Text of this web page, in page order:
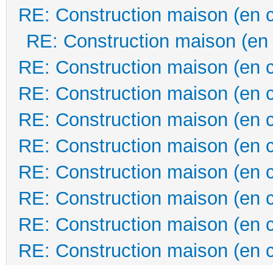
RE: Construction maison (en
RE: Construction maison
RE: Construction maison (en
RE: Construction maison (en
RE: Construction maison (en
RE: Construction maison (en
RE: Construction maison (en
RE: Construction maison (en
RE: Construction maison (en
RE: Construction maison (en